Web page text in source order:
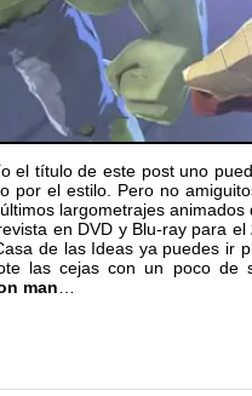
el título de este post uno
por el estilo. Pero no
largometrajes
en DVD y Blu-ray para el
de las Ideas ya puedes ir
las cejas con un poco de
man